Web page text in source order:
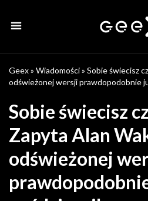
Geex» Wiadomości» Sobie świecisz
odświeżonej wersji prawdopodobnie
Sobie świecisz
Zapyta Alan
odświeżonej